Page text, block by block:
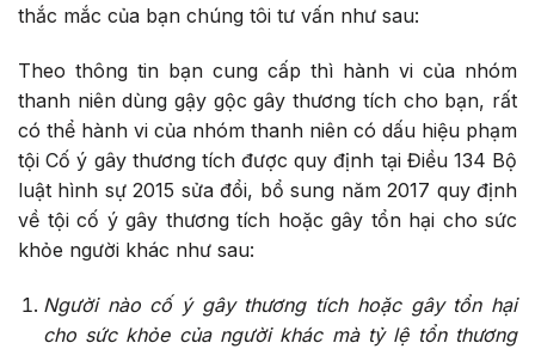
thắc mắc của bạn chúng tôi tư vấn như sau:
Theo thông tin bạn cung cấp thì hành vi của nhóm
thanh niên dùng gậy gộc gây thương tích cho bạn, rất
có thể hành vi của nhóm thanh niên có dấu hiệu phạm
tội Cố ý gây thương tích được quy định tại Điều 134 Bộ
luật hình sự 2015 sửa đổi, bổ sung năm 2017 quy định
về tội cố ý gây thương tích hoặc gây tổn hại cho sức
khỏe người khác như sau:
Người nào cố ý gây thương tích hoặc gây tổn hại
cho sức khỏe của người khác mà tỷ lệ tổn thương